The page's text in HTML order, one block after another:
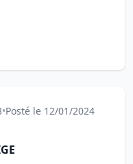
•Posté le 12/01/2024